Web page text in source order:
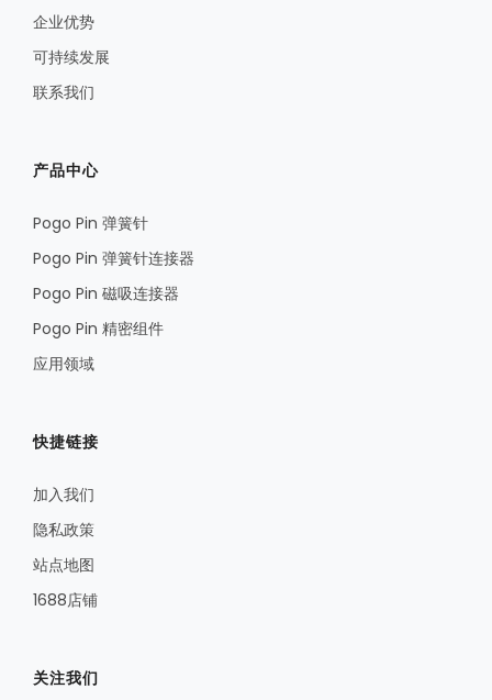
企业优势
可持续发展
联系我们
产品中心
Pogo Pin 弹簧针
Pogo Pin 弹簧针连接器
Pogo Pin 磁吸连接器
Pogo Pin 精密组件
应用领域
快捷链接
加入我们
隐私政策
站点地图
1688店铺
关注我们